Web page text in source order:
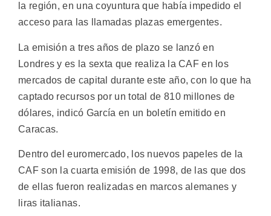
la región, en una coyuntura que había impedido el
acceso para las llamadas plazas emergentes.
La emisión a tres años de plazo se lanzó en
Londres y es la sexta que realiza la CAF en los
mercados de capital durante este año, con lo que ha
captado recursos por un total de 810 millones de
dólares, indicó García en un boletín emitido en
Caracas.
Dentro del euromercado, los nuevos papeles de la
CAF son la cuarta emisión de 1998, de las que dos
de ellas fueron realizadas en marcos alemanes y
liras italianas.